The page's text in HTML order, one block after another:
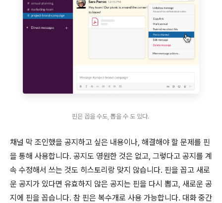
핀은 꼽을 수도, 뽑을 수 도 있다.
채널 막 조인했을 공지하고 싶은 내용이나, 해결해야 할 문제를 핀
을 통해 사용합니다. 공지도 영원한 것은 없고, 그렇다고 공지를 계
속 수정해서 쓰는 것도 히스토리랑 맞지 않습니다. 핀을 꼽고 새로
운 공지가 있다면 유효하지 않은 공지는 핀을 다시 뽑고, 새로운 공
지에 핀을 꼽습니다. 참 핀은 복수개로 사용 가능합니다. 대화 중간